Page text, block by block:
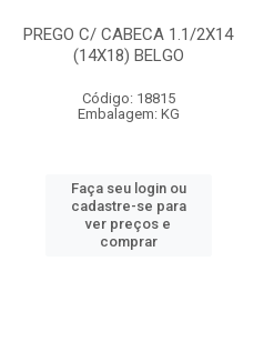
PREGO C/ CABECA 1.1/2X14
(14X18) BELGO
Código: 18815
Embalagem: KG
Faça seu login ou
cadastre-se para
ver preços e
comprar